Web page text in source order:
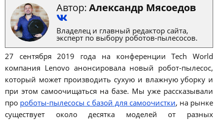
Автор: Александр Мясоедов
Владелец и главный редактор сайта,
эксперт по выбору роботов-пылесосов.
27 сентября 2019 года на конференции Tech World
компания Lenovo анонсировала новый робот-пылесос,
который может производить сухую и влажную уборку и
при этом самоочищаться на базе. Мы уже рассказывали
про роботы-пылесосы с базой для самоочистки, на рынке
существует около десятка моделей от разных